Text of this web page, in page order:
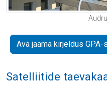
Ava jaama kirjeldus GPA-s
Satelliitide